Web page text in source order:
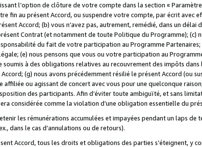
l’option de clôture de votre compte dans la section «
fin au présent Accord, ou suspendre votre compte, par écrit avec
Accord; (b) vous n’avez pas, autrement, remédié, dans un
Contrat (et notamment de toute Politique du Programme);
du fait de votre participation au Programme
(e) nous pensons que vous ou votre participation au
à des obligations relatives au recouvrement des impôts dans
(g) nous avons précédemment résilié le présent Accord (ou
ou agissant de concert avec vous pour une quelconque
des participants. Afin d’éviter toute ambiguïté, et sans
considérée comme la violation d’une obligation essentielle du
les rémunérations accumulées et impayées pendant un laps
dans le cas d’annulations ou de retours).
Accord, tous les droits et obligations des parties s’éteignent, y